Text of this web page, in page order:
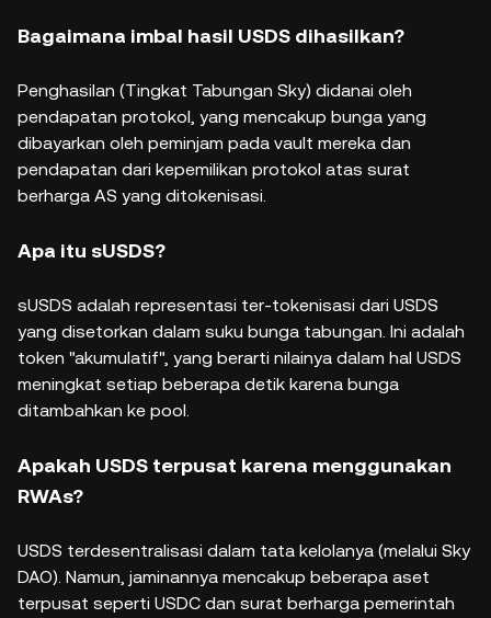
Bagaimana imbal hasil USDS dihasilkan?
Penghasilan (Tingkat Tabungan Sky) didanai oleh
pendapatan protokol, yang mencakup bunga yang
dibayarkan oleh peminjam pada vault mereka dan
pendapatan dari kepemilikan protokol atas surat
berharga AS yang ditokenisasi.
Apa itu sUSDS?
sUSDS adalah representasi ter-tokenisasi dari USDS
yang disetorkan dalam suku bunga tabungan. Ini adalah
token "akumulatif", yang berarti nilainya dalam hal USDS
meningkat setiap beberapa detik karena bunga
ditambahkan ke pool.
Apakah USDS terpusat karena menggunakan
RWAs?
USDS terdesentralisasi dalam tata kelolanya (melalui Sky
DAO). Namun, jaminannya mencakup beberapa aset
terpusat seperti USDC dan surat berharga pemerintah